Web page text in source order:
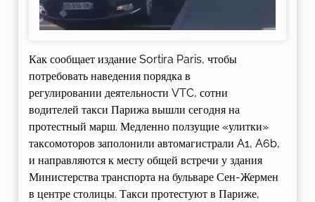
Как сообщает издание Sortira Paris, чтобы
потребовать наведения порядка в
регулировании деятельности VTC, сотни
водителей такси Парижа вышли сегодня на
протестный марш. Медленно ползущие «улитки»
таксомоторов заполонили автомагистрали A1, A6b,
и направляются к месту общей встречи у здания
Министерства транспорта на бульваре Сен-Жермен
в центре столицы. Такси протестуют в Париже,